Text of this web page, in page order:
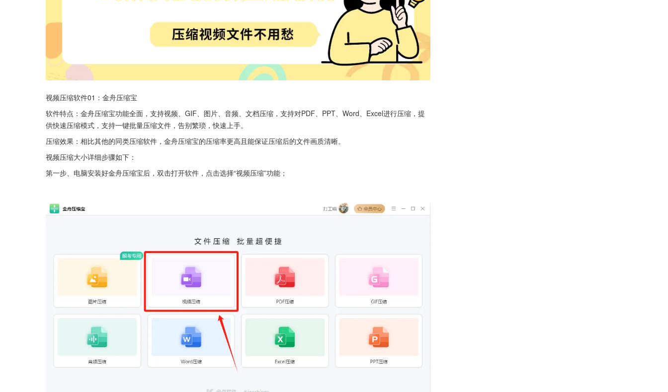
视频压缩软件01：金舟压缩宝
软件特点：金舟压缩宝功能全面，支持视频、GIF、图片、音频、文档压缩，支持对PDF、PPT、Word、Excel进行压缩，提
供快速压缩模式，支持一键批量压缩文件，告别繁琐，快速上手。
压缩效果：相比其他的同类压缩软件，金舟压缩宝的压缩率更高且能保证压缩后的文件画质清晰。
视频压缩大小详细步骤如下：
第一步、电脑安装好金舟压缩宝后，双击打开软件，点击选择“视频压缩”功能；